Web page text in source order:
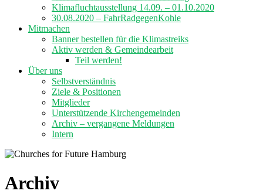
Klimafluchtausstellung 14.09. – 01.10.2020
30.08.2020 – FahrRadgegenKohle
Mitmachen
Banner bestellen für die Klimastreiks
Aktiv werden & Gemeindearbeit
Teil werden!
Über uns
Selbstverständnis
Ziele & Positionen
Mitglieder
Unterstützende Kirchengemeinden
Archiv – vergangene Meldungen
Intern
Archiv